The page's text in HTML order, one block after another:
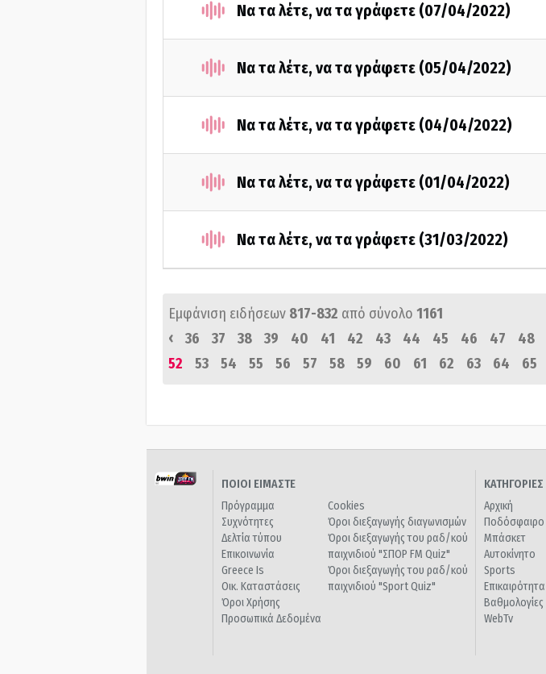
Να τα λέτε, να τα γράφετε (07/04/2022)
Να τα λέτε, να τα γράφετε (05/04/2022)
Να τα λέτε, να τα γράφετε (04/04/2022)
Να τα λέτε, να τα γράφετε (01/04/2022)
Να τα λέτε, να τα γράφετε (31/03/2022)
Εμφάνιση ειδήσεων 817-832 από σύνολο 1161
‹
36 37 38 39 40 41 42 43 44 45 46 47 48
52
53 54 55 56 57 58 59 60 61 62 63 64 65
ΠΟΙΟΙ ΕΙΜΑΣΤΕ
Πρόγραμμα
Συχνότητες
Δελτία τύπου
Επικοινωνία
Greece Is
Οικ. Καταστάσεις
Όροι Χρήσης
Προσωπικά Δεδομένα
Cookies
Όροι διεξαγωγής διαγωνισμών
Όροι διεξαγωγής του ραδ/κού
παιχνιδιού "ΣΠΟΡ FM Quiz"
Όροι διεξαγωγής του ραδ/κού
παιχνιδιού "Sport Quiz"
ΚΑΤΗΓΟΡΙΕΣ
Αρχική
Ποδόσφαιρο
Μπάσκετ
Αυτοκίνητο
Sports
Επικαιρότητα
Βαθμολογίες
WebTv